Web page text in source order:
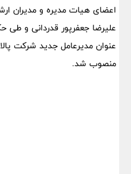
اعضای هیات مدیره و مدیران
علیرضا جعفرپور قدردانی و
عنوان مدیرعامل جدید شرکت
منصوب شد.